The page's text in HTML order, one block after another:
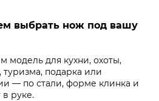
выбрать нож под вашу
модель для кухни, охоты,
туризма, подарка или
— по стали, форме клинка и
в руке.